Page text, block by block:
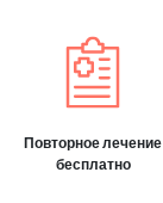
Повторное лечение
бесплатно